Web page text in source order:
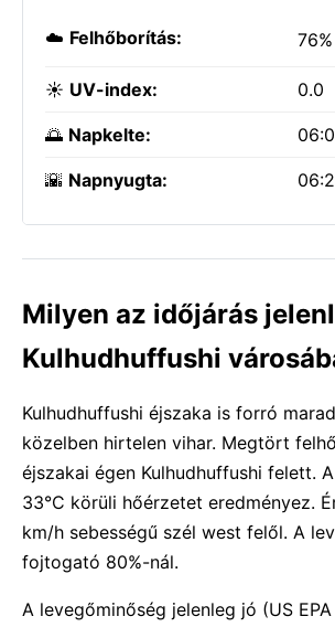
☁️ Felhőborítás: 76%
☀️ UV-index: 0.0
🌅 Napkelte:
🌇 Napnyugta:
Milyen az időjárás
Kulhudhuffushi
Kulhudhuffushi éjszaka is forró
közelben hirtelen vihar. Megtört
éjszakai égen Kulhudhuffushi felett.
33°C körüli hőérzetet eredményez.
km/h sebességű szél west felől. A
fojtogató 80%-nál.
A levegőminőség jelenleg jó (US